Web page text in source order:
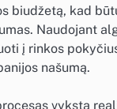
biudžetą, kad
Naudojant
į rinkos
našumą.
vyksta